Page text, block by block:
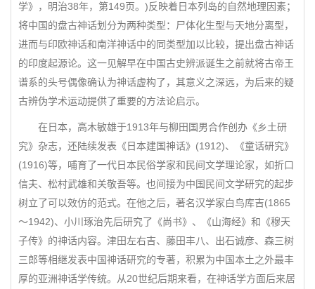
学》，明治38年，第149页。)反映着日本列岛的自然地理因素；
将中国的盘古神话划分为两种类型：尸体化生型与天地分离型，
进而与印欧神话和南洋神话中的同类型加以比较，提出盘古神话
的印度起源论。这一见解早在中国古史辨派诞生之前就将古帝王
谱系的头号偶像确认为神话虚构了，其意义之深远，为后来的疑
古辨伪学术运动提供了重要的方法论启示。
在日本，高木敏雄于1913年与柳田国男合作创办《乡土研
究》杂志，还陆续发表《日本建国神话》(1912)、《童话研究》
(1916)等，哺育了一代日本民俗学家和民间文学理论家，如折口
信夫、松村武雄和关敬吾等。也间接为中国民间文学研究的起步
树立了可以效仿的范式。在他之后，著名汉学家白鸟库吉(1865
～1942)、小川琢治先后研究了《尚书》、《山海经》和《穆天
子传》的神话内容。津田左右吉、藤田丰八、出石诚彦、森三树
三郎等相继发表中国神话研究的专著，积累为中国本土之外最丰
厚的亚洲神话学传统。从20世纪后期来看，在神话学方面后来居